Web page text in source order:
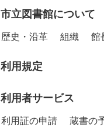
市立図書館について
歴史・沿革 組織 館
利用規定
利用者サービス
利用証の申請 蔵書の